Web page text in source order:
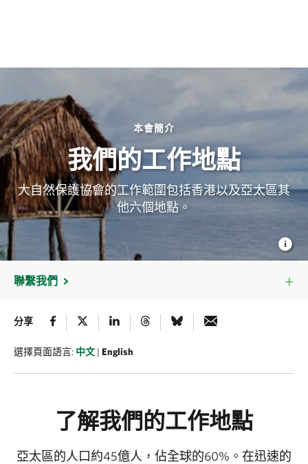
本會簡介
我們的工作地點
大自然保護協會的工作範圍包括香港以及亞太區其
他六個地點。
聯繫我們
分享
選擇頁面語言: 中文 | English
了解我們的工作地點
亞太區的人口約45億人，佔全球的60%。在迅速的